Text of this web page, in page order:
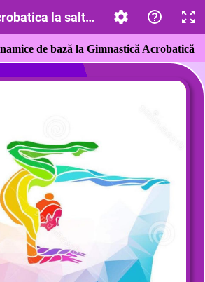
la saltea
de bază la Gimnastică Acrobatică